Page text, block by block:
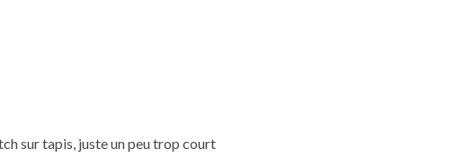
sur tapis, juste un peu trop court